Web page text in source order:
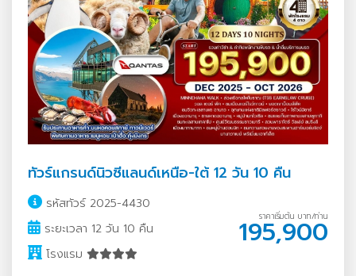
ทัวร์แกรนด์นิวซีแลนด์เหนือ-ใต้ 12 วัน 10 คืน
รหัสทัวร์ 2025-4430
ระยะเวลา 12 วัน 10 คืน
โรงแรม
ราคาเริ่มต้น บาท/ท่าน
195,900